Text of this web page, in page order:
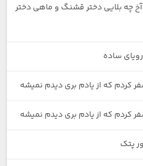
چه بلایی دختر قشنگ و ماهی دختر
ساده
کردم که از یادم بری دیدم نمیشه
کردم که از یادم بری دیدم نمیشه
پتک